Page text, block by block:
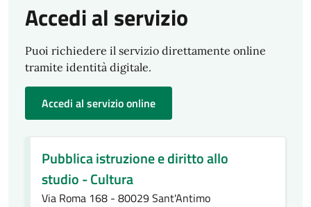
Accedi al servizio
Puoi richiedere il servizio direttamente online
tramite identità digitale.
Accedi al servizio online
Pubblica istruzione e diritto allo
studio - Cultura
Via Roma 168 - 80029 Sant'Antimo